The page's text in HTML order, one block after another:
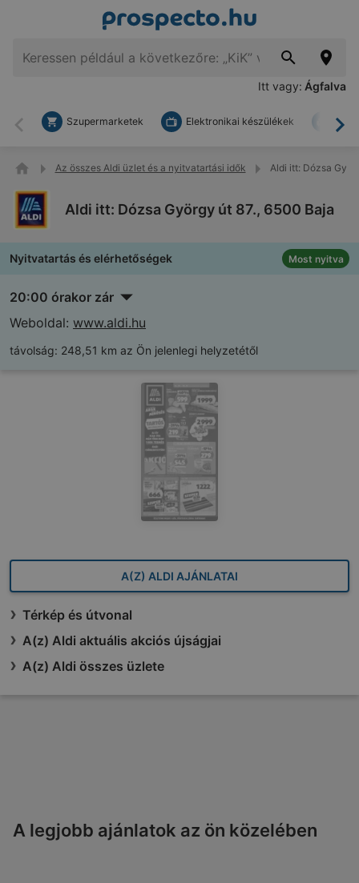
Itt vagy: Ágfalva
Vissza
Szupermarketek Elektronikai készülékek
Az összes Aldi üzlet és a nyitvatartási idők Aldi itt: Dózsa
Aldi itt: Dózsa György út 87., 6500 Baja
Nyitvatartás és elérhetőségek Most nyitva
20:00 órakor zár
Weboldal: www.aldi.hu
távolság: 248,51 km az Ön jelenlegi helyzetétől
A(Z) ALDI AJÁNLATAI
Térkép és útvonal
A(z) Aldi aktuális akciós újságjai
A(z) Aldi összes üzlete
A legjobb ajánlatok az ön közelében